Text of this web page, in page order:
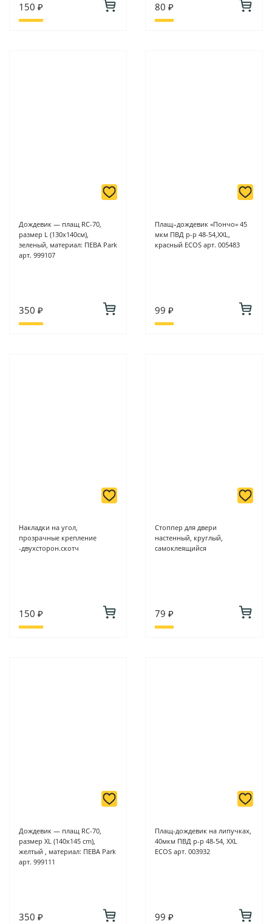
150 ₽ 80 ₽
Дождевик — плащ RC-70,
размер L (130x140см),
зеленый, материал: ПЕВА Park
арт. 999107
350 ₽
Плащ–дождевик «Пончо» 45
мкм ПВД р-р 48-54,XXL,
красный ECOS арт. 005483
99 ₽
Накладки на угол,
прозрачные крепление
-двухсторон.скотч
150 ₽
Стоппер для двери
настенный, круглый,
самоклеящийся
79 ₽
Дождевик — плащ RC-70,
размер ХL (140x145 cm),
желтый , материал: ПЕВА Park
арт. 999111
350 ₽
Плащ-дождевик на липучках,
40мкм ПВД р-р 48-54, XXL
ECOS арт. 003932
99 ₽